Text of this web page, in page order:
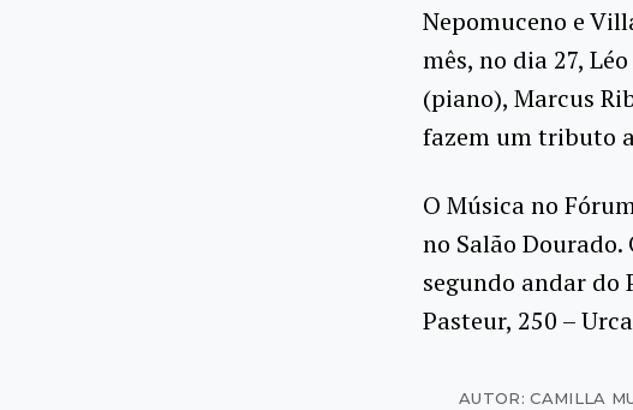
Nepomuceno e
mês, no dia 27,
(piano), Marcus
fazem um tributo
O Música no
no Salão Dourado.
segundo andar
Pasteur, 250 –
AUTOR: CAMILLA